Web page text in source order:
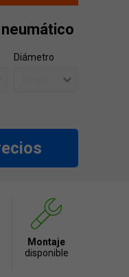
Diámetro
Montaje
disponible